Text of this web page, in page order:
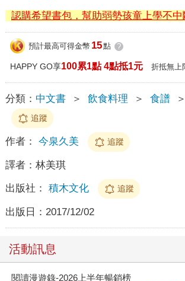
認購希望書包，幫助弱勢孩童上學不中
預計最高可得金幣 15點 ?
HAPPY GO享100累1點 4點抵1元 折抵無上
分類： 中文書 ＞ 飲食料理 ＞ 食譜 ＞
追蹤
作者： 今泉久美 追蹤
譯者： 林美琪
出版社： 積木文化 追蹤
出版日： 2017/12/02
活動訊息
閱讀漫遊錄-2026上半年暢銷榜